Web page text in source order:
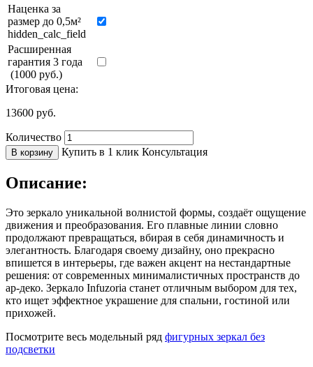
Наценка за
размер до 0,5м²
hidden_calc_field
Расширенная
гарантия 3 года
(1000 руб.)
Итоговая цена:
13600 руб.
Количество
В корзину Купить в 1 клик Консультация
Описание:
Это зеркало уникальной волнистой формы, создаёт ощущение
движения и преобразования. Его плавные линии словно
продолжают превращаться, вбирая в себя динамичность и
элегантность. Благодаря своему дизайну, оно прекрасно
впишется в интерьеры, где важен акцент на нестандартные
решения: от современных минималистичных пространств до
ар-деко. Зеркало Infuzoria станет отличным выбором для тех,
кто ищет эффектное украшение для спальни, гостиной или
прихожей.
Посмотрите весь модельный ряд фигурных зеркал без
подсветки